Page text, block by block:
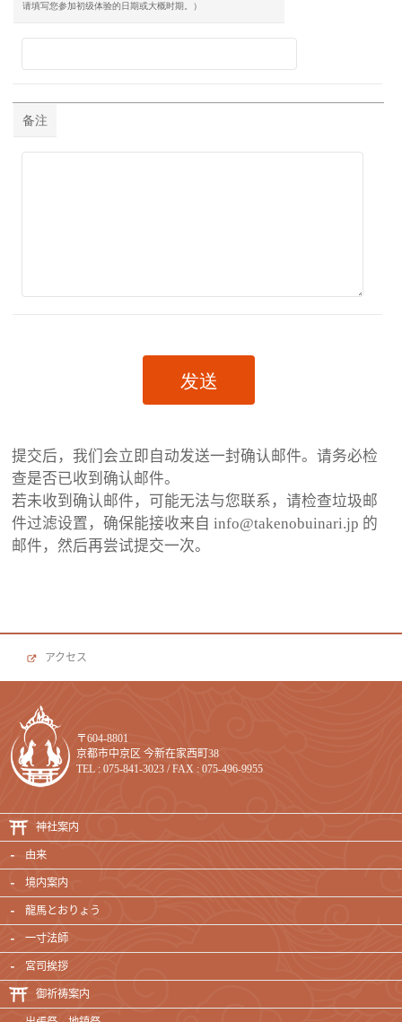
请填写您参加初级体验的日期或大概时期。）
备注
提交后，我们会立即自动发送一封确认邮件。请务必检
查是否已收到确认邮件。
若未收到确认邮件，可能无法与您联系，请检查垃圾邮
件过滤设置，确保能接收来自 info@takenobuinari.jp 的
邮件，然后再尝试提交一次。
アクセス
〒604-8801
京都市中京区 今新在家西町38
TEL : 075-841-3023 / FAX : 075-496-9955
神社案内
由来
境内案内
龍馬とおりょう
一寸法師
宮司挨拶
御祈祷案内